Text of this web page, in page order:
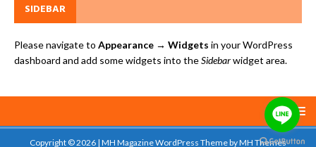
SIDEBAR
Please navigate to Appearance → Widgets in your WordPress
dashboard and add some widgets into theSidebarwidget area.
Copyright © 2026 | MH Magazine WordPress Theme byMH Themes